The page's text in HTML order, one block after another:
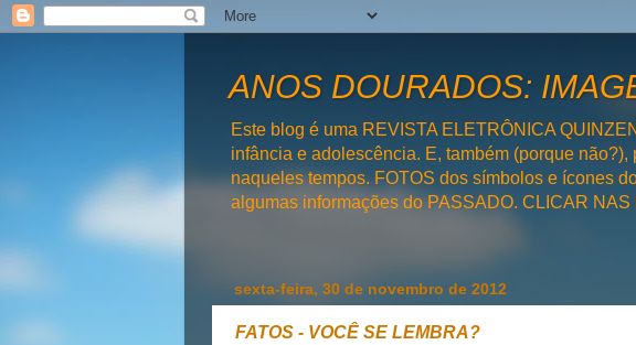
ANOS DOURADOS:
Este blog é uma REVISTA ELETRÔNICA
infância e adolescência. E, também (porque
naqueles tempos. FOTOS dos símbolos e ícones
algumas informações do PASSADO. CLICAR
sexta-feira, 30 de novembro de 2012
FATOS - VOCÊ SE LEMBRA?